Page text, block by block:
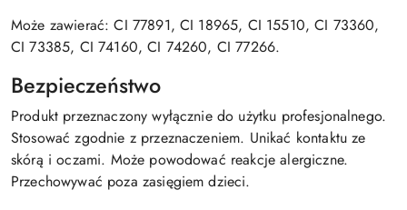
Może zawierać: CI 77891, CI 18965, CI 15510, CI 73360,
CI 73385, CI 74160, CI 74260, CI 77266.
Bezpieczeństwo
Produkt przeznaczony wyłącznie do użytku profesjonalnego.
Stosować zgodnie z przeznaczeniem. Unikać kontaktu ze
skórą i oczami. Może powodować reakcje alergiczne.
Przechowywać poza zasięgiem dzieci.